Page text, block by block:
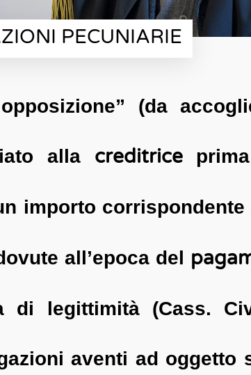
PECUNIARIE
(da
alla creditriceprima
importo
all’epoca del
di legittimità (Cass.
aventi ad oggetto